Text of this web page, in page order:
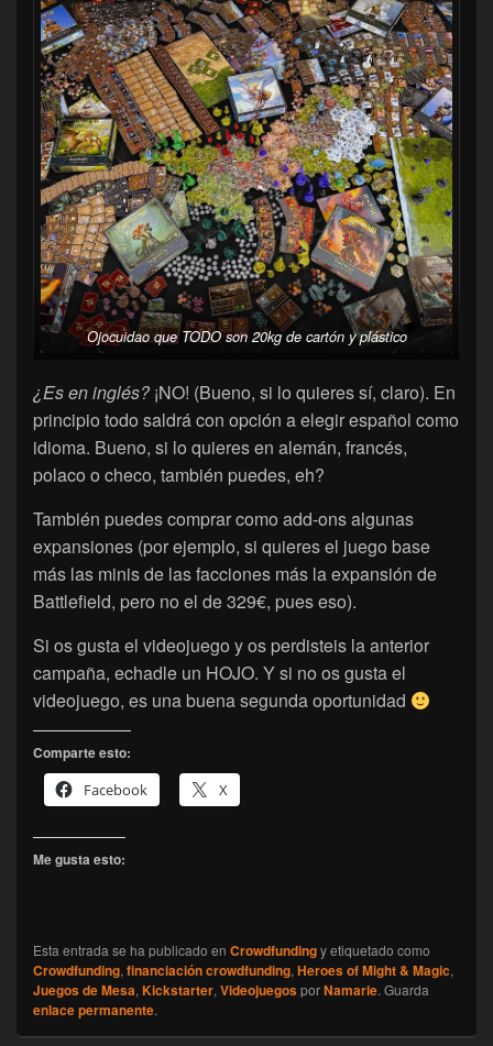
Ojocuidao que TODO son 20kg de cartón y plástico
¿Es en inglés?¡NO! (Bueno, si lo quieres sí, claro). En
principio todo saldrá con opción a elegir español como
idioma. Bueno, si lo quieres en alemán, francés,
polaco o checo, también puedes, eh?
También puedes comprar como add-ons algunas
expansiones (por ejemplo, si quieres el juego base
más las minis de las facciones más la expansión de
Battlefield, pero no el de 329€, pues eso).
Si os gusta el videojuego y os perdisteis la anterior
campaña, echadle un HOJO. Y si no os gusta el
videojuego, es una buena segunda oportunidad
Comparte esto:
Facebook
X
Me gusta esto:
Esta entrada se ha publicado en Crowdfundingy etiquetado como
Crowdfunding, financiación crowdfunding, Heroes of Might & Magic,
Juegos de Mesa, Kickstarter, VideojuegosporNamarie. Guarda
enlace permanente.